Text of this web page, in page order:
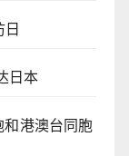
日本
港澳台同胞